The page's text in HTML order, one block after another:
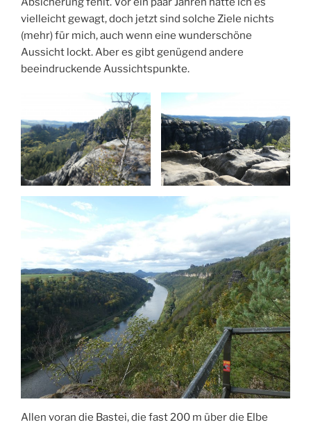
vielleicht gewagt, doch jetzt sind solche Ziele nichts
(mehr) für mich, auch wenn eine wunderschöne
Aussicht lockt. Aber es gibt genügend andere
beeindruckende Aussichtspunkte.
Allen voran die Bastei, die fast 200 m über die Elbe